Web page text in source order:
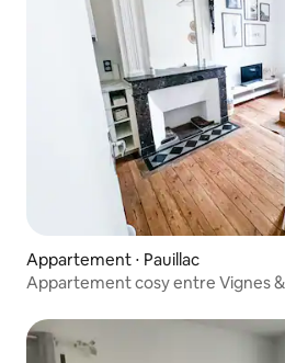
Appartement ⋅ Pauillac
Appartement cosy entre Vignes